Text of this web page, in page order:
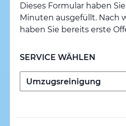
Dieses Formular haben
Minuten ausgefüllt. Nach
haben Sie bereits erste
SERVICE WÄHLEN